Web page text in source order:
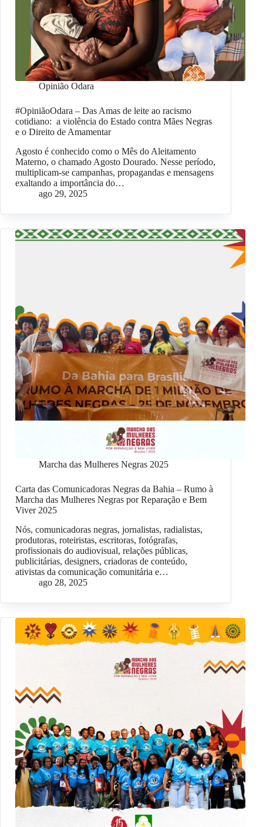
Opinião Odara
#OpiniãoOdara – Das Amas de leite ao racismo
cotidiano: a violência do Estado contra Mães Negras
e o Direito de Amamentar
Agosto é conhecido como o Mês do Aleitamento
Materno, o chamado Agosto Dourado. Nesse período,
multiplicam-se campanhas, propagandas e mensagens
exaltando a importância do…
ago 29, 2025
Marcha das Mulheres Negras 2025
Carta das Comunicadoras Negras da Bahia – Rumo à
Marcha das Mulheres Negras por Reparação e Bem
Viver 2025
Nós, comunicadoras negras, jornalistas, radialistas,
produtoras, roteiristas, escritoras, fotógrafas,
profissionais do audiovisual, relações públicas,
publicitárias, designers, criadoras de conteúdo,
ativistas da comunicação comunitária e…
ago 28, 2025